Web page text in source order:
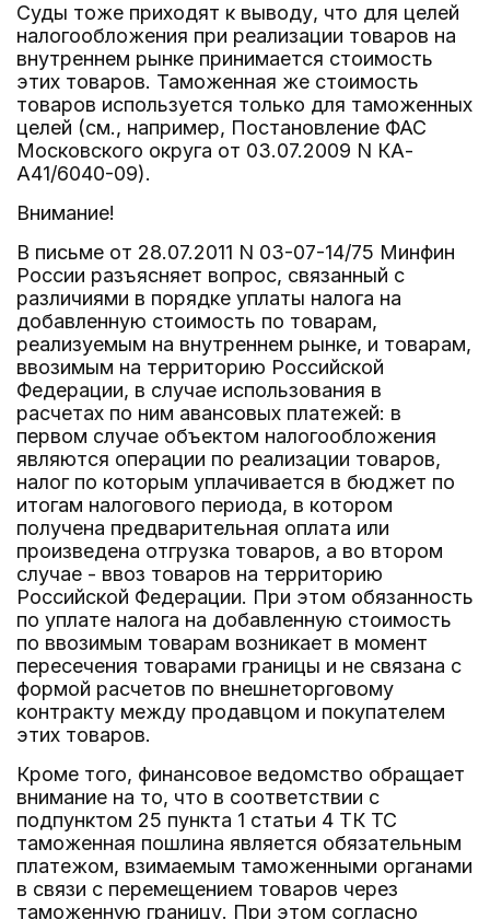
Суды тоже приходят к выводу, что для целей
налогообложения при реализации товаров на
внутреннем рынке принимается стоимость
этих товаров. Таможенная же стоимость
товаров используется только для таможенных
целей (см., например, Постановление ФАС
Московского округа от 03.07.2009 N КА-
А41/6040-09).
Внимание!
В письме от 28.07.2011 N 03-07-14/75 Минфин
России разъясняет вопрос, связанный с
различиями в порядке уплаты налога на
добавленную стоимость по товарам,
реализуемым на внутреннем рынке, и товарам,
ввозимым на территорию Российской
Федерации, в случае использования в
расчетах по ним авансовых платежей: в
первом случае объектом налогообложения
являются операции по реализации товаров,
налог по которым уплачивается в бюджет по
итогам налогового периода, в котором
получена предварительная оплата или
произведена отгрузка товаров, а во втором
случае - ввоз товаров на территорию
Российской Федерации. При этом обязанность
по уплате налога на добавленную стоимость
по ввозимым товарам возникает в момент
пересечения товарами границы и не связана с
формой расчетов по внешнеторговому
контракту между продавцом и покупателем
этих товаров.
Кроме того, финансовое ведомство обращает
внимание на то, что в соответствии с
подпунктом 25 пункта 1 статьи 4 ТК ТС
таможенная пошлина является обязательным
платежом, взимаемым таможенными органами
в связи с перемещением товаров через
таможенную границу. При этом согласно